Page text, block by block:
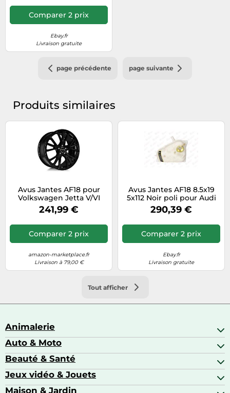
Comparer 2 prix
Ebay.fr
Livraison gratuite
page précédente page suivante
Produits similaires
Avus Jantes AF18 pour
Volkswagen Jetta V/VI
8.5x19 5x112 Noir E6L
241,99 €
Comparer 2 prix
amazon-marketplace.fr
Livraison à 79,00 €
Avus Jantes AF18 8.5x19
5x112 Noir poli pour Audi
TT Coupé 1AR
290,39 €
Comparer 2 prix
Ebay.fr
Livraison gratuite
Tout afficher
Animalerie
Abris pour animaux sauvages
Aquariophilie
Colliers GPS
Auto & Moto
Accessoires auto
Attelage & portage
Autoradios
Beauté & Santé
Alimentation bébé
Amour & contraception
Jeux vidéo & Jouets
Accessoires de gaming
Maison & Jardin